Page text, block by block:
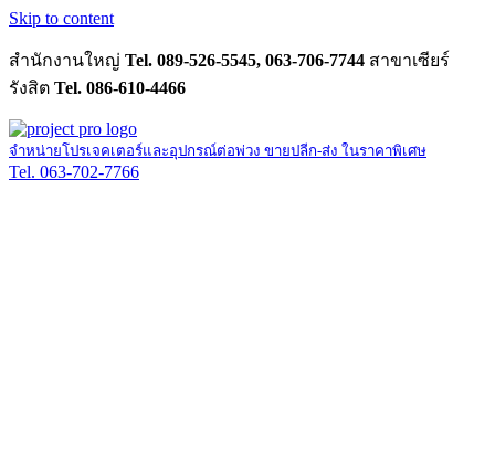
Skip to content
สำนักงานใหญ่ Tel. 089-526-5545, 063-706-7744 สาขาเซียร์
รังสิต Tel. 086-610-4466
จำหน่ายโปรเจคเตอร์และอุปกรณ์ต่อพ่วง ขายปลีก-ส่ง ในราคาพิเศษ
Tel. 063-702-7766